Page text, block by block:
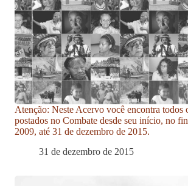
Atenção: Neste Acervo você encontra todos
postados no Combate desde seu início, no
2009, até 31 de dezembro de 2015.
31 de dezembro de 2015